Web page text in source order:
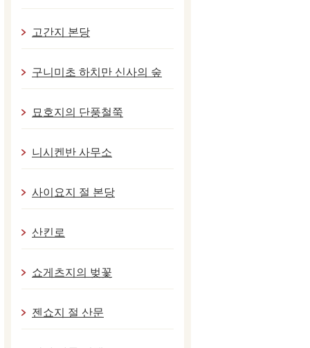
고간지 본당
구니미초 하치만 신사의 숲
묘호지의 단풍철쭉
니시켄반 사무소
사이요지 절 본당
산킨로
쇼게츠지의 벚꽃
젠쇼지 절 산문